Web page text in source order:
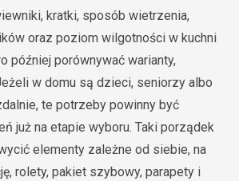
kratki, sposób wietrzenia,
oraz poziom wilgotności w kuchni
później porównywać warianty,
w domu są dzieci, seniorzy albo
te potrzeby powinny być
już na etapie wyboru. Taki porządek
elementy zależne od siebie, na
rolety, pakiet szybowy, parapety i